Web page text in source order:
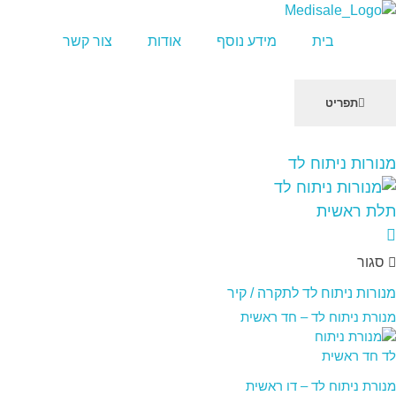
לֵב:
בְּאֲתָר
זֶה
מֻפְעֶלֶת
"נָגִישׁ
בִּקְלִיק"
הַמְּסַיַּעַת
לִנְגִישׁוּת
הָאֲתָר.
בית מידע נוסף אודות צור קשר
תפריט
מנורות ניתוח לד
סגור
מנורות ניתוח לד לתקרה / קיר
מנורת ניתוח לד – חד ראשית
מנורת ניתוח לד – דו ראשית